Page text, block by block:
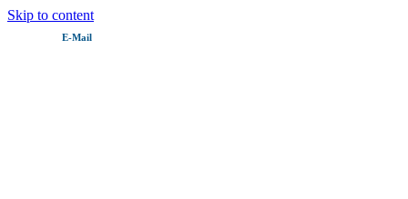
Skip to content
E‑Mail